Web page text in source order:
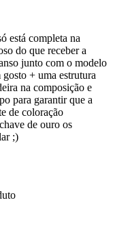
está completa na
do que receber a
junto com o modelo
+ uma estrutura
na composição e
para garantir que a
de coloração
de ouro os
;)